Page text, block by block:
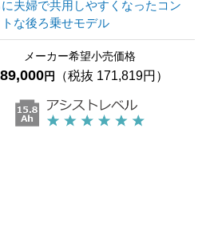
に夫婦で共用しやすくなったコン
な後ろ乗せモデル
メーカー希望小売価格
円 （税抜 171,819円）